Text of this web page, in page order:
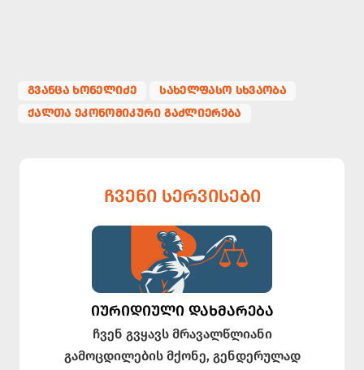
ᲒᲕᲐᲜᲪᲐ ᲮᲝᲜᲔᲚᲘᲫᲔ
ᲡᲐᲮᲔᲚᲤᲐᲡᲝ ᲡᲮᲕᲐᲝᲑᲐ
ᲥᲐᲚᲗᲐ ᲔᲙᲝᲜᲝᲛᲘᲙᲣᲠᲘ ᲒᲐᲫᲚᲘᲔᲠᲔᲑᲐ
ᲩᲕᲔᲜᲘ ᲡᲔᲠᲕᲘᲡᲔᲑᲘ
ᲘᲣᲠᲘᲓᲘᲣᲚᲘ ᲓᲐᲮᲛᲐᲠᲔᲑᲐ
ჩვენ გვყავს მრავალწლიანი
გამოცდილების მქონე, გენდერულად